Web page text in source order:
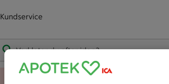
Kundservice
Vad letar du efter idag?